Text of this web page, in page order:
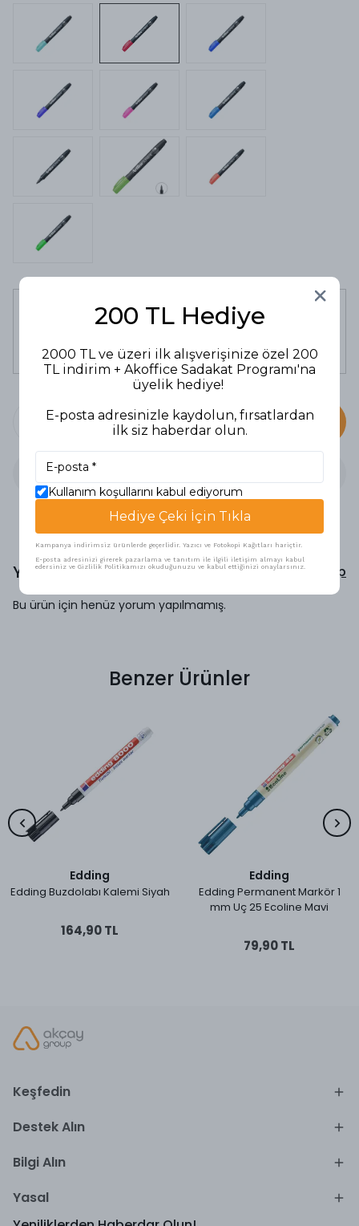
Uni-Ball Roller Kalem 0,8 mm Vision
Siyah
132,90 TL 112,97 TL
SEPETE EKLE
Yorumlar Yorum Yap
Bu ürün için henüz yorum yapılmamış.
Benzer Ürünler
Edding
Edding Buzdolabı Kalemi Siyah
164,90 TL
Edding
Edding Permanent Markör 1
mm Uç 25 Ecoline Mavi
79,90 TL
Keşfedin
Destek Alın
Bilgi Alın
Yasal
200 TL Hediye
2000 TL ve üzeri ilk alışverişinize özel 200
TL indirim + Akoffice Sadakat Programı'na
üyelik hediye!
E-posta adresinizle kaydolun, fırsatlardan
ilk siz haberdar olun.
Kullanım koşullarını kabul ediyorum
Hediye Çeki İçin Tıkla
Kampanya indirimsiz ürünlerde geçerlidir. Yazıcı ve Fotokopi Kağıtları hariçtir.
E-posta adresinizi girerek pazarlama ve tanıtım ile ilgili iletişim almayı kabul
edersiniz ve Gizlilik Politikamızı okuduğunuzu ve kabul ettiğinizi onaylarsınız.